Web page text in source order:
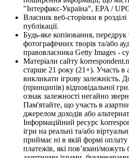
"Інтерфакс-Україна", EPA /
Власник веб-сторінки в
публікації.
Будь-яке копіювання, передрук
фотографічних творів та/або
правовласника Getty Images -
Матеріали сайту
старше 21 року (21+). Участь в
викликати ігрову залежність.
(принципів) відповідальної
ознак залежності негайно
Пам'ятайте, що участь в
джерелом доходів або
Інформаційний ресурс
ігри на реальні та/або
приймає ні в якій формі
платежів, які пов’язані/можуть